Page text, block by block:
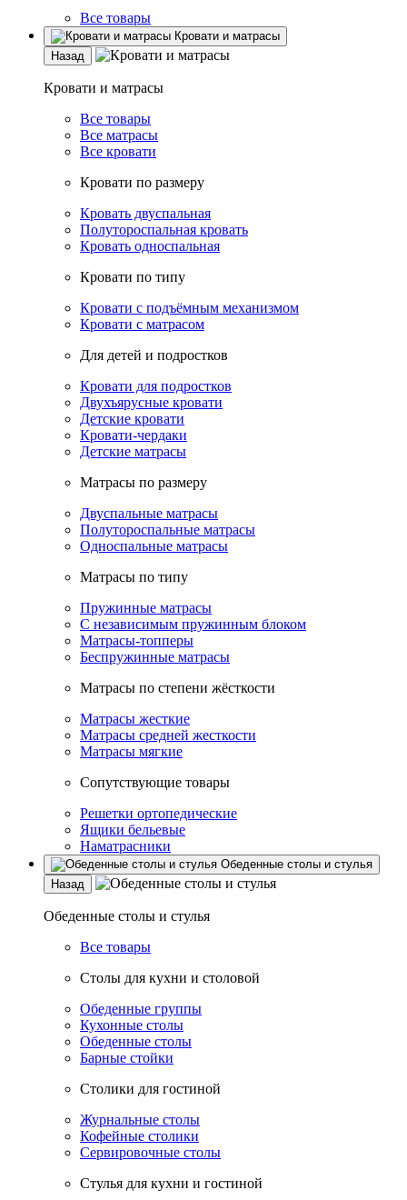
Все товары
Кровати и матрасы
Назад
Кровати и матрасы
Все товары
Все матрасы
Все кровати
Кровати по размеру
Кровать двуспальная
Полутороспальная кровать
Кровать односпальная
Кровати по типу
Кровати с подъёмным механизмом
Кровати с матрасом
Для детей и подростков
Кровати для подростков
Двухъярусные кровати
Детские кровати
Кровати-чердаки
Детские матрасы
Матрасы по размеру
Двуспальные матрасы
Полутороспальные матрасы
Односпальные матрасы
Матрасы по типу
Пружинные матрасы
С независимым пружинным блоком
Матрасы-топперы
Беспружинные матрасы
Матрасы по степени жёсткости
Матрасы жесткие
Матрасы средней жесткости
Матрасы мягкие
Сопутствующие товары
Решетки ортопедические
Ящики бельевые
Наматрасники
Обеденные столы и стулья
Назад
Обеденные столы и стулья
Все товары
Столы для кухни и столовой
Обеденные группы
Кухонные столы
Обеденные столы
Барные стойки
Столики для гостиной
Журнальные столы
Кофейные столики
Сервировочные столы
Стулья для кухни и гостиной